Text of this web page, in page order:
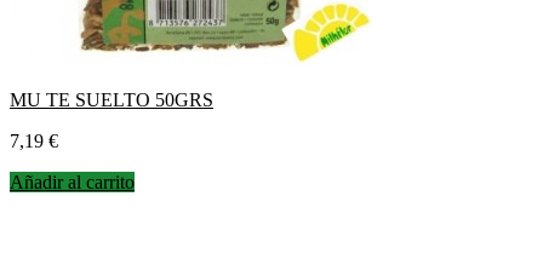
MU TE SUELTO 50GRS
Precio
7,19 €
Añadir al carrito